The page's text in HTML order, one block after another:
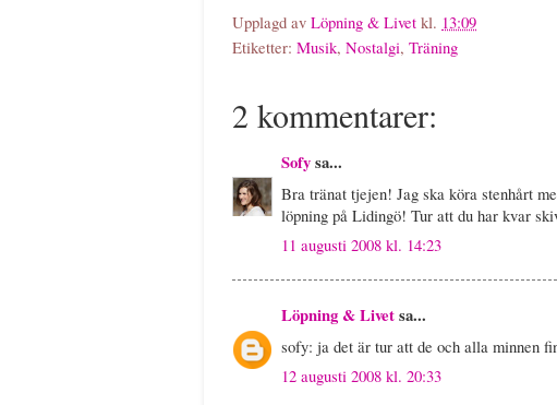
Upplagd av Löpning & Livet kl. 13:09
Etiketter: Musik, Nostalgi, Träning
2 kommentarer:
Sofysa...
Bra tränat tjejen! Jag ska köra stenhårt
löpning på Lidingö! Tur att du har kvar
11 augusti 2008 kl. 14:23
Löpning & Livetsa...
sofy: ja det är tur att de och alla minnen
12 augusti 2008 kl. 20:33